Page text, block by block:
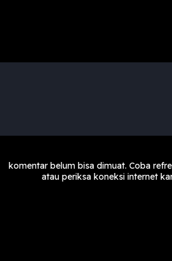
komentar belum bisa dimuat. Coba
atau periksa koneksi internet